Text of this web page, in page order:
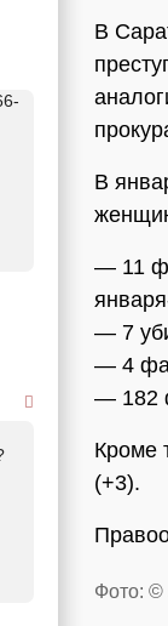
В
В
— 11
— 7
— 4
— 182
Кроме
(+3).
Фото: ©